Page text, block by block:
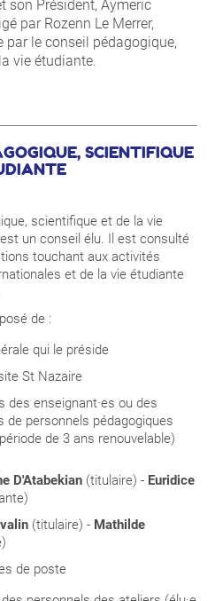
son Président, Aymeric
par Rozenn Le Merrer,
par le conseil pédagogique,
vie étudiante.
SCIENTIFIQUE
scientifique et de la vie
un conseil élu. Il est consulté
touchant aux activités
et de la vie étudiante
de :
qui le préside
St Nazaire
des enseignant·es ou des
de personnels pédagogiques
de 3 ans renouvelable)
D'Atabekian (titulaire) - Euridice
(titulaire) - Mathilde
poste